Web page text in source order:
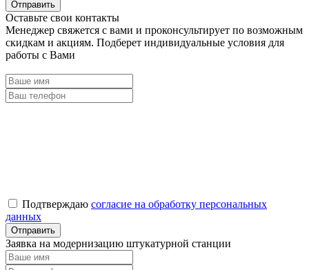
Оставьте свои контакты
Менеджер свяжется с вами и проконсультирует по возможным
скидкам и акциям. Подберет индивидуальные условия для
работы с Вами
Подтверждаю согласие на обработку персональных
данных
Заявка на модернизацию штукатурной станции